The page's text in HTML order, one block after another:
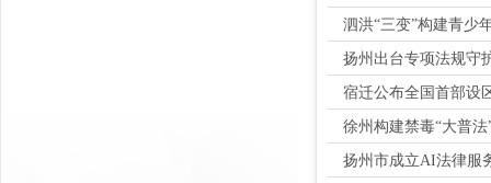
泗洪“三变”构建青少
扬州出台专项法规守
宿迁公布全国首部设
徐州构建禁毒“大普
扬州市成立AI法律服